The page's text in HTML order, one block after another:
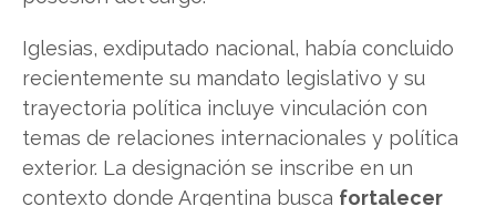
Iglesias, exdiputado nacional, había concluido
recientemente su mandato legislativo y su
trayectoria política incluye vinculación con
temas de relaciones internacionales y política
exterior. La designación se inscribe en un
contexto donde Argentina busca fortalecer